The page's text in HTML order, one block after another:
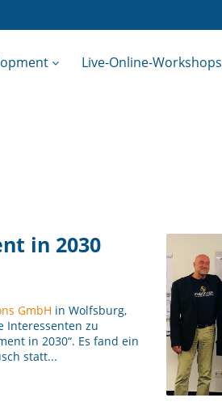
Live-Online-Workshops
in 2030
GmbH in Wolfsburg,
Interessenten zu
in 2030“. Es fand ein
statt...